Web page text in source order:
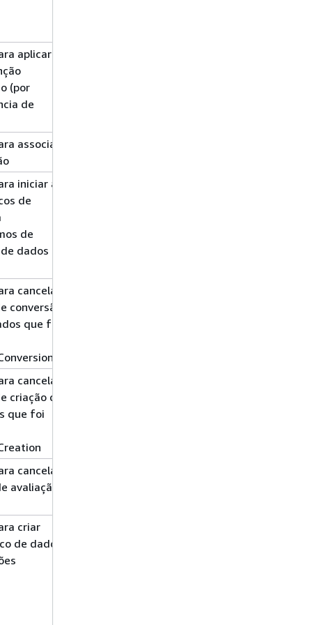
aplicar
(por
de
associar
iniciar a
de
de
dados
cancelar
conversão
que foi
cancelar
criação de
que foi
cancelar
avaliação
criar
de dados